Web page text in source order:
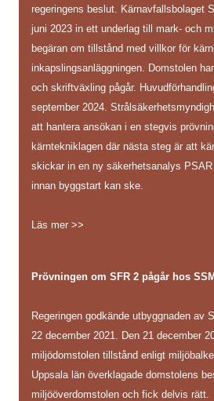
regeringens beslut. Kärnavfallsbolaget
juni 2023 in ett underlag till mark- och
begäran om tillstånd med villkor för
inkapslingsanläggningen. Domstolen
och skriftväxling pågår.
september 2024.
att hantera ansökan i en stegvis
kärntekniklagen där nästa steg är att
skickar in en ny säkerhetsanalys
innan byggstart kan ske.
Läs mer >>
Prövningen om SFR 2 pågår hos SSM
Regeringen godkände utbyggnaden av
22 december 2021. Den 21 december
miljödomstolen tillstånd enligt
Uppsala län överklagade domstolens
miljööverdomstolen och fick delvis rätt.